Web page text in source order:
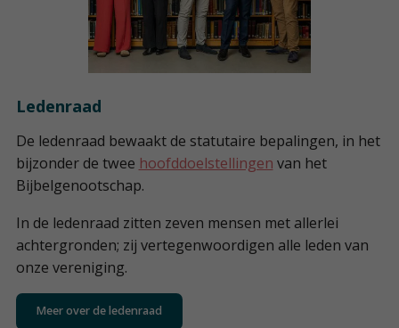
Ledenraad
De ledenraad bewaakt de statutaire bepalingen, in het
bijzonder de twee hoofddoelstellingen van het
Bijbelgenootschap.
In de ledenraad zitten zeven mensen met allerlei
achtergronden; zij vertegenwoordigen alle leden van
onze vereniging.
Meer over de ledenraad